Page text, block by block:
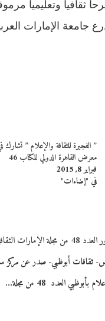
ثقافياً وتعليمياً
جامعة الإمارات
” الفجيرة للثقافة والإعلام ” تشارك
معرض القاهرة الدولي للكتاب 46
فبراير 8, 2015
في "إضاءات"
الإمارات الثقافية
ثقافات أبوظبي- صدر عن مركز
بأبوظبي العدد 48 من مجلة…